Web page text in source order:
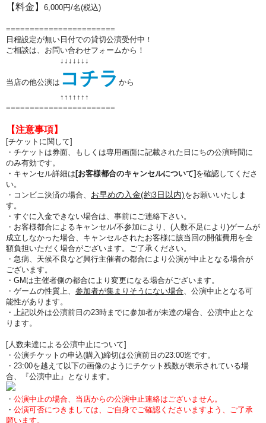
【料金】 6,000円/名(税込)
=======================
日程設定が無い日付での貸切公演受付中！
ご相談は、お問い合わせフォームから！
↓↓↓↓↓↓↓
当店の他公演は コチラ から
↑↑ ↑↑ ↑↑ ↑
=======================
【注意事項】
[チケットに関して]
・チケットは券面、もしくは専用画面に記載された日にちの公演時間に
のみ有効です。
・キャンセル詳細は [お客様都合のキャンセルについて] を確認してくださ
い。
・コンビニ決済の場合、 お早めの入金(約3日以内)をお願いいたしま
す。
・すぐに入金できない場合は、事前にご連絡下さい。
・お客様都合によるキャンセル/不参加により、(人数不足により)ゲームが
成立しなかった場合、キャンセルされたお客様に該当回の開催費用を全
額負担いただく場合がございます。ご了承ください。
・急病、天候不良など興行主催者の都合により公演が中止となる場合が
ございます。
・GMは主催者側の都合により変更になる場合がございます。
・ゲームの性質上、 参加者が集まりそうにない場合、公演中止となる可
能性があります。
・上記以外は公演前日の23時までに参加者が未達の場合、公演中止とな
ります。
[人数未達による公演中止について]
・公演チケットの申込(購入)締切は公演前日の23:00迄です。
・23:00を越えて以下の画像のようにチケット残数が表示されている場
合、『公演中止』となります。
・ 公演中止の場合、当店からの公演中止連絡はございません。
・ 公演可否につきましては、ご自身でご確認くださいますよう、ご了承
願います。